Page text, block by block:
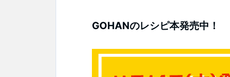
GOHANのレシピ本発売中！